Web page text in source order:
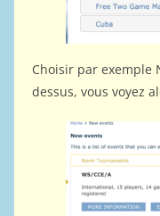
Choisir par exemple
dessus, vous voyez